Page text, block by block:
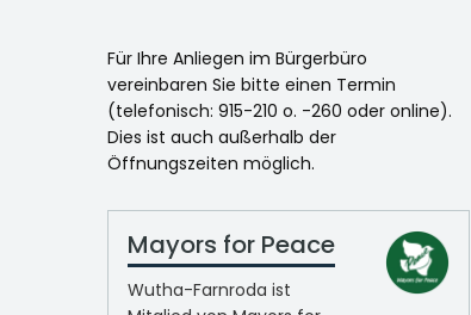
Für Ihre Anliegen im Bürgerbüro
vereinbaren Sie bitte einen Termin
(telefonisch: 915-210 o. -260 oder online).
Dies ist auch außerhalb der
Öffnungszeiten möglich.
Mayors for Peace
Wutha-Farnroda ist